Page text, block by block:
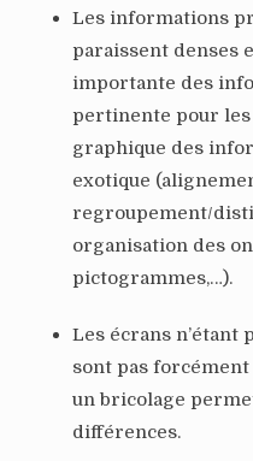
Les informations
paraissent denses
importante des
pertinente pour
graphique des
exotique
regroupement/
organisation des
pictogrammes,…).
Les écrans n’étant
sont pas
un bricolage
différences.